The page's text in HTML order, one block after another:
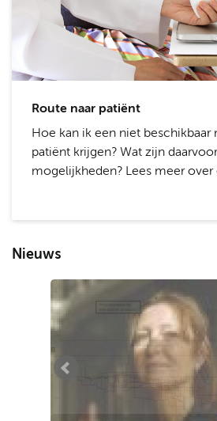
Route naar patiënt
Hoe kan ik een niet
patiënt krijgen? Wat zijn
mogelijkheden? Lees meer over
Nieuws